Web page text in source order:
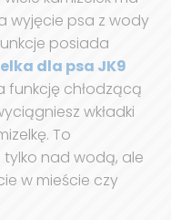
wyjęcie psa z wody
posiada
dla psa JK9
funkcję chłodzącą
wkładki
To
tylko nad wodą, ale
w mieście czy